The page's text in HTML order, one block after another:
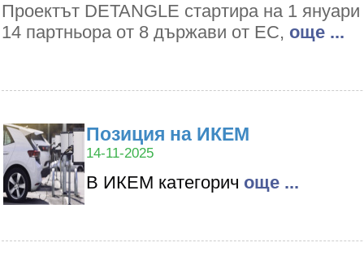
Проектът DETANGLE стартира на 1
14 партньора от 8 държави от ЕС, oще ...
Позиция на ИКЕМ
14-11-2025
В ИКЕМ категорич oще ...